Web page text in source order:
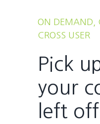
ON DEMAND,
CROSS USER
Pick
your
left off